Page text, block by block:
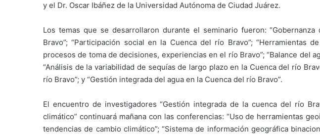
y el Dr. Oscar Ibáñez de la Universidad Autónoma de Ciudad Juárez.
Los temas que se desarrollaron durante el seminario fueron:
Bravo”; “Participación social en la Cuenca del río Bravo”; “Herramientas
procesos de toma de decisiones, experiencias en el río Bravo”; “Balance del
“Análisis de la variabilidad de sequías de largo plazo en la Cuenca del río
río Bravo”; y “Gestión integrada del agua en la Cuenca del río Bravo”.
El encuentro de investigadores “Gestión integrada de la cuenca del río
climático” continuará mañana con las conferencias: “Uso de herramientas
tendencias de cambio climático”; “Sistema de información geográfica